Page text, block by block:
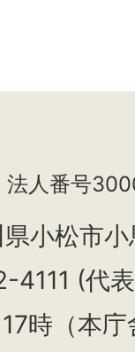
法人番号
小松市小
4111 (代
時（本